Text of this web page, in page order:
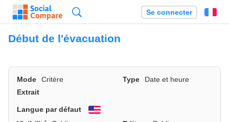
Se connecter
Début de l'évacuation
Mode Critère Type
Date et heure
Extrait
Langue par défaut
English